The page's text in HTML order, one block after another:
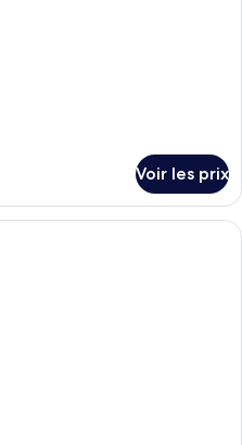
Voir les prix